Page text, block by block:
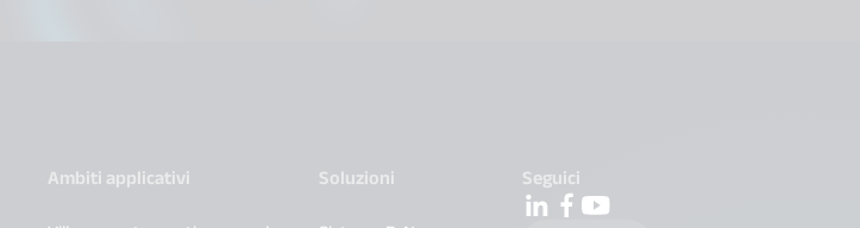
Ambiti applicativi
Soluzioni
Seguici